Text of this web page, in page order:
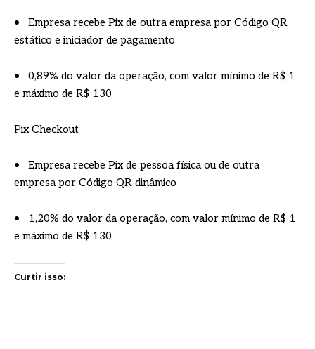
• Empresa recebe Pix de outra empresa por Código QR
estático e iniciador de pagamento
• 0,89% do valor da operação, com valor mínimo de R$ 1
e máximo de R$ 130
Pix Checkout
• Empresa recebe Pix de pessoa física ou de outra
empresa por Código QR dinâmico
• 1,20% do valor da operação, com valor mínimo de R$ 1
e máximo de R$ 130
Curtir isso: